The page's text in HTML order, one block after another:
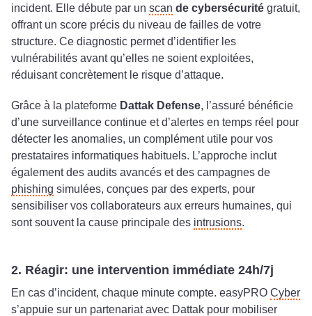
incident. Elle débute par un scan de cybersécurité gratuit,
offrant un score précis du niveau de failles de votre
structure. Ce diagnostic permet d’identifier les
vulnérabilités avant qu’elles ne soient exploitées,
réduisant concrètement le risque d’attaque.
Grâce à la plateforme Dattak Defense, l’assuré bénéficie
d’une surveillance continue et d’alertes en temps réel pour
détecter les anomalies, un complément utile pour vos
prestataires informatiques habituels. L’approche inclut
également des audits avancés et des campagnes de
phishing simulées, conçues par des experts, pour
sensibiliser vos collaborateurs aux erreurs humaines, qui
sont souvent la cause principale des intrusions.
2. Réagir: une intervention immédiate 24h/7j
En cas d’incident, chaque minute compte. easyPRO Cyber
s’appuie sur un partenariat avec Dattak pour mobiliser